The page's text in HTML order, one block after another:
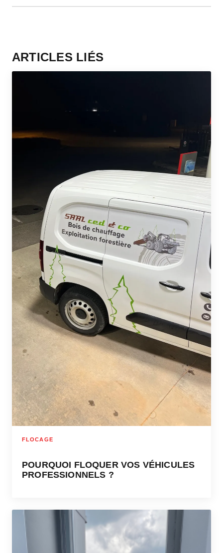
ARTICLES LIÉS
FLOCAGE
POURQUOI FLOQUER VOS VÉHICULES
PROFESSIONNELS ?